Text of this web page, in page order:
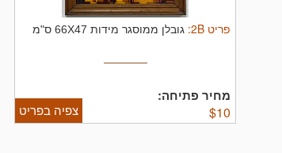
פריט 2B
: גובלן ממוסגר מידות 66X47 ס"מ
מחיר פתיחה:
$10 צפיה בפריט